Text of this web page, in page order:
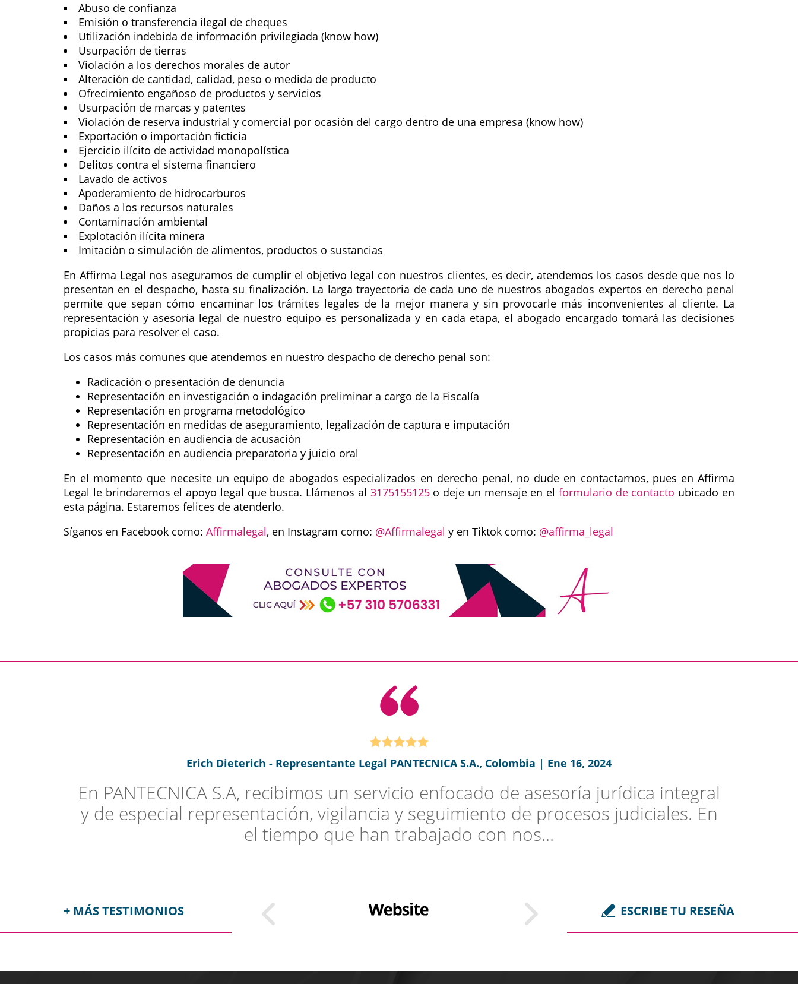
Abuso de confianza
Emisión o transferencia ilegal de cheques
Utilización indebida de información privilegiada (know how)
Usurpación de tierras
Violación a los derechos morales de autor
Alteración de cantidad, calidad, peso o medida de producto
Ofrecimiento engañoso de productos y servicios
Usurpación de marcas y patentes
Violación de reserva industrial y comercial por ocasión del cargo dentro de una empresa (know how)
Exportación o importación ficticia
Ejercicio ilícito de actividad monopolística
Delitos contra el sistema financiero
Lavado de activos
Apoderamiento de hidrocarburos
Daños a los recursos naturales
Contaminación ambiental
Explotación ilícita minera
Imitación o simulación de alimentos, productos o sustancias
En Affirma Legal nos aseguramos de cumplir el objetivo legal con nuestros clientes, es decir, atendemos los casos desde que nos lo
presentan en el despacho, hasta su finalización. La larga trayectoria de cada uno de nuestros abogados expertos en derecho penal
permite que sepan cómo encaminar los trámites legales de la mejor manera y sin provocarle más inconvenientes al cliente. La
representación y asesoría legal de nuestro equipo es personalizada y en cada etapa, el abogado encargado tomará las decisiones
propicias para resolver el caso.
Los casos más comunes que atendemos en nuestro despacho de derecho penal son:
Radicación o presentación de denuncia
Representación en investigación o indagación preliminar a cargo de la Fiscalía
Representación en programa metodológico
Representación en medidas de aseguramiento, legalización de captura e imputación
Representación en audiencia de acusación
Representación en audiencia preparatoria y juicio oral
En el momento que necesite un equipo de abogados especializados en derecho penal, no dude en contactarnos, pues en Affirma
Legal le brindaremos el apoyo legal que busca. Llámenos al 3175155125o deje un mensaje en el formulario de contacto ubicado en
esta página. Estaremos felices de atenderlo.
Síganos en Facebook como: Affirmalegal, en Instagram como: @Affirmalegal y en Tiktok como: @affirma_legal
Erich Dieterich - Representante Legal PANTECNICA S.A., Colombia | Ene 16, 2024
En PANTECNICA S.A, recibimos un servicio enfocado de asesoría jurídica integral
y de especial representación, vigilancia y seguimiento de procesos judiciales. En
el tiempo que han trabajado con nos...
+ MÁS TESTIMONIOS ESCRIBE TU RESEÑA